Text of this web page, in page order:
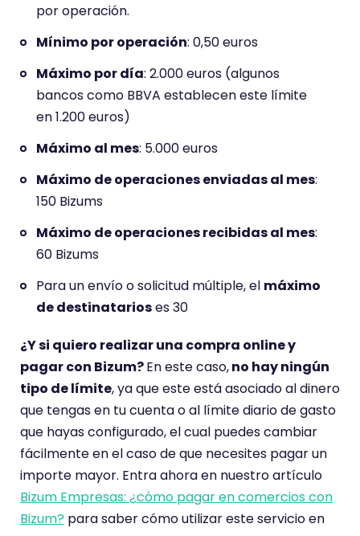
por operación.
Mínimo por operación: 0,50 euros
Máximo por día: 2.000 euros (algunos
bancos como BBVA establecen este límite
en 1.200 euros)
Máximo al mes: 5.000 euros
Máximo de operaciones enviadas al mes:
150 Bizums
Máximo de operaciones recibidas al mes:
60 Bizums
Para un envío o solicitud múltiple, el máximo
de destinatarioses 30
¿Y si quiero realizar una compra online y
pagar con Bizum?En este caso,no hay ningún
tipo de límite, ya que este está asociado al dinero
que tengas en tu cuenta o al límite diario de gasto
que hayas configurado, el cual puedes cambiar
fácilmente en el caso de que necesites pagar un
importe mayor. Entra ahora en nuestro artículo
Bizum Empresas: ¿cómo pagar en comercios con
Bizum? para saber cómo utilizar este servicio en